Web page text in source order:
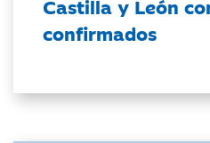
Castilla y León
confirmados